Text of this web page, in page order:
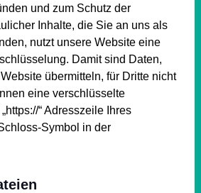
und zum Schutz der
Inhalte, die Sie an uns als
nutzt unsere Website eine
Damit sind Daten,
übermitteln, für Dritte nicht
eine verschlüsselte
“ Adresszeile Ihres
Symbol in der